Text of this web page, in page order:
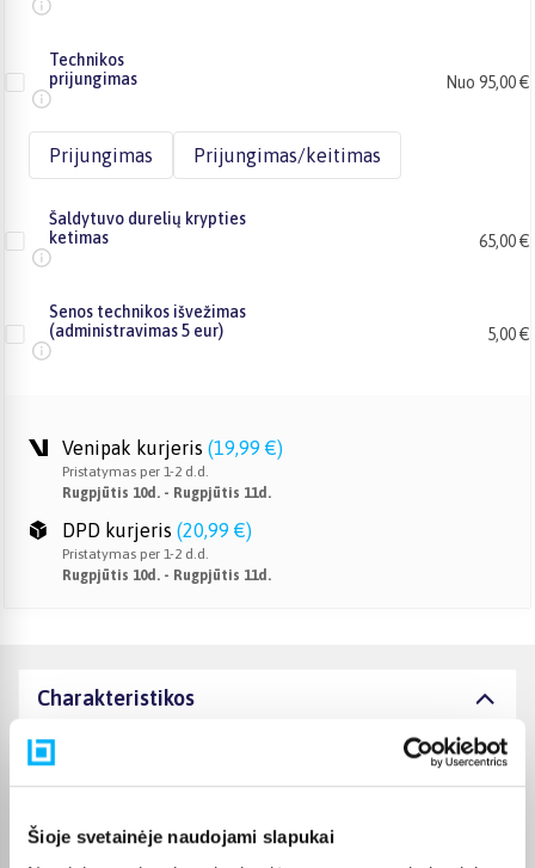
Šioje svetainėje naudojami slapukai
Technikos
prijungimas
Nuo 95,00 €
Prijungimas Prijungimas/keitimas
Šaldytuvo durelių krypties
ketimas
65,00 €
Senos technikos išvežimas
(administravimas 5 eur)
5,00 €
Venipak kurjeris (19,99 €)
Pristatymas per 1-2 d.d.
Rugpjūtis 10d. - Rugpjūtis 11d.
DPD kurjeris (20,99 €)
Pristatymas per 1-2 d.d.
Rugpjūtis 10d. - Rugpjūtis 11d.
Charakteristikos
Gamintojas